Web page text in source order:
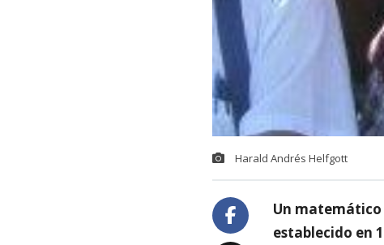
Harald Andrés Helfgott
Un matemático
establecido en